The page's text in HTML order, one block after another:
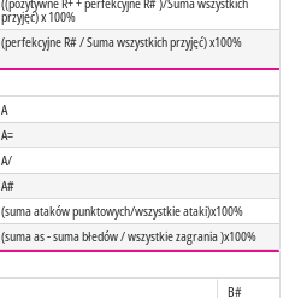
przyjęć) x 100%
(perfekcyjne R# / Suma wszystkich przyjęć) x100%
A
A=
A/
A#
(suma ataków punktowych/wszystkie ataki)x100%
(suma as - suma błedów / wszystkie zagrania )x100%
B#